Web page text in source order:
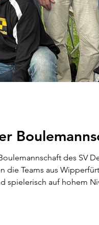
des SV
Teams aus
auf hohem